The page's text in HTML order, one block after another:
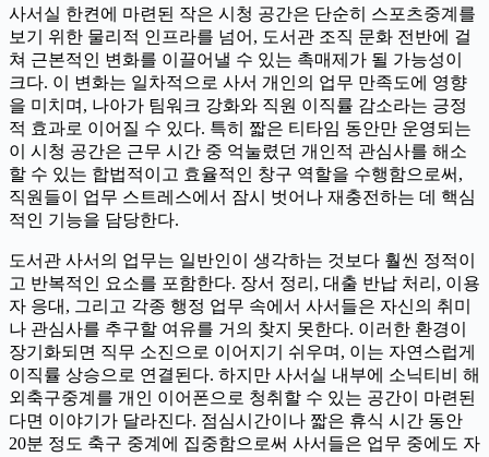
사서실 한켠에 마련된 작은 시청 공간은 단순히 스포츠중계를
보기 위한 물리적 인프라를 넘어, 도서관 조직 문화 전반에 걸
쳐 근본적인 변화를 이끌어낼 수 있는 촉매제가 될 가능성이
크다. 이 변화는 일차적으로 사서 개인의 업무 만족도에 영향
을 미치며, 나아가 팀워크 강화와 직원 이직률 감소라는 긍정
적 효과로 이어질 수 있다. 특히 짧은 티타임 동안만 운영되는
이 시청 공간은 근무 시간 중 억눌렸던 개인적 관심사를 해소
할 수 있는 합법적이고 효율적인 창구 역할을 수행함으로써,
직원들이 업무 스트레스에서 잠시 벗어나 재충전하는 데 핵심
적인 기능을 담당한다.
도서관 사서의 업무는 일반인이 생각하는 것보다 훨씬 정적이
고 반복적인 요소를 포함한다. 장서 정리, 대출 반납 처리, 이용
자 응대, 그리고 각종 행정 업무 속에서 사서들은 자신의 취미
나 관심사를 추구할 여유를 거의 찾지 못한다. 이러한 환경이
장기화되면 직무 소진으로 이어지기 쉬우며, 이는 자연스럽게
이직률 상승으로 연결된다. 하지만 사서실 내부에 소닉티비 해
외축구중계를 개인 이어폰으로 청취할 수 있는 공간이 마련된
다면 이야기가 달라진다. 점심시간이나 짧은 휴식 시간 동안
20분 정도 축구 중계에 집중함으로써 사서들은 업무 중에도 자